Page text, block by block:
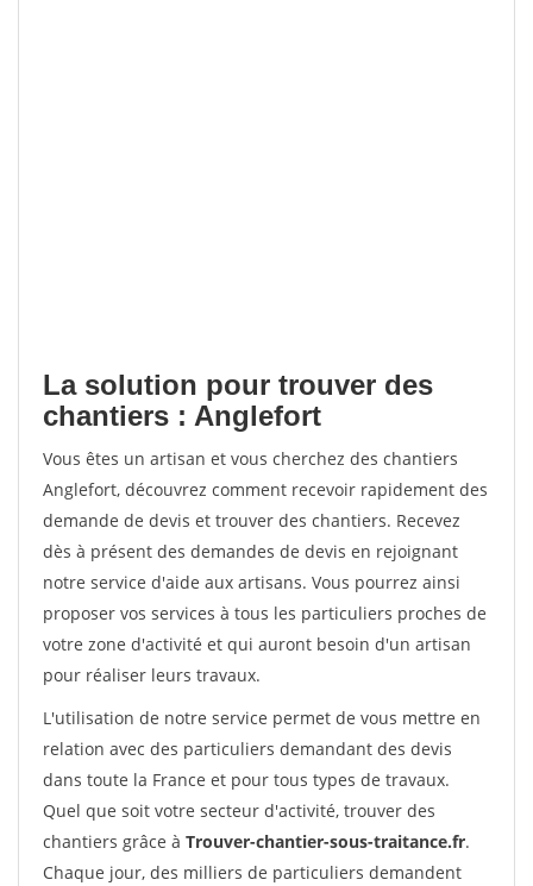
La solution pour trouver des
chantiers : Anglefort
Vous êtes un artisan et vous cherchez des chantiers
Anglefort, découvrez comment recevoir rapidement des
demande de devis et trouver des chantiers. Recevez
dès à présent des demandes de devis en rejoignant
notre service d'aide aux artisans. Vous pourrez ainsi
proposer vos services à tous les particuliers proches de
votre zone d'activité et qui auront besoin d'un artisan
pour réaliser leurs travaux.
L'utilisation de notre service permet de vous mettre en
relation avec des particuliers demandant des devis
dans toute la France et pour tous types de travaux.
Quel que soit votre secteur d'activité, trouver des
chantiers grâce à Trouver-chantier-sous-traitance.fr.
Chaque jour, des milliers de particuliers demandent